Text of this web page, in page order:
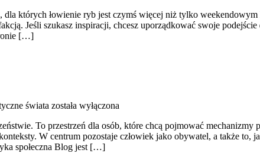
których łowienie ryb jest czymś więcej niż tylko
Jeśli szukasz inspiracji, chcesz uporządkować swoje
[…]
świata została wyłączona
To przestrzeń dla osób, które chcą pojmować
W centrum pozostaje człowiek jako obywatel, a także to,
społeczna Blog jest […]